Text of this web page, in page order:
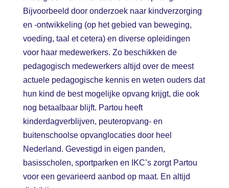
Bijvoorbeeld door onderzoek naar kindverzorging
en -ontwikkeling (op het gebied van beweging,
voeding, taal et cetera) en diverse opleidingen
voor haar medewerkers. Zo beschikken de
pedagogisch medewerkers altijd over de meest
actuele pedagogische kennis en weten ouders dat
hun kind de best mogelijke opvang krijgt, die ook
nog betaalbaar blijft. Partou heeft
kinderdagverblijven, peuteropvang- en
buitenschoolse opvanglocaties door heel
Nederland. Gevestigd in eigen panden,
basisscholen, sportparken en IKC’s zorgt Partou
voor een gevarieerd aanbod op maat. En altijd